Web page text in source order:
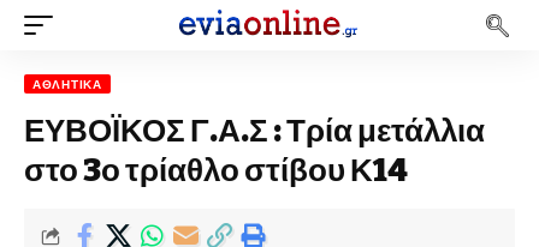
ΑΘΛΗΤΙΚΆ
ΕΥΒΟΪΚΟΣ Γ.Α.Σ : Τρία μετάλλια
στο 3ο τρίαθλο στίβου Κ14